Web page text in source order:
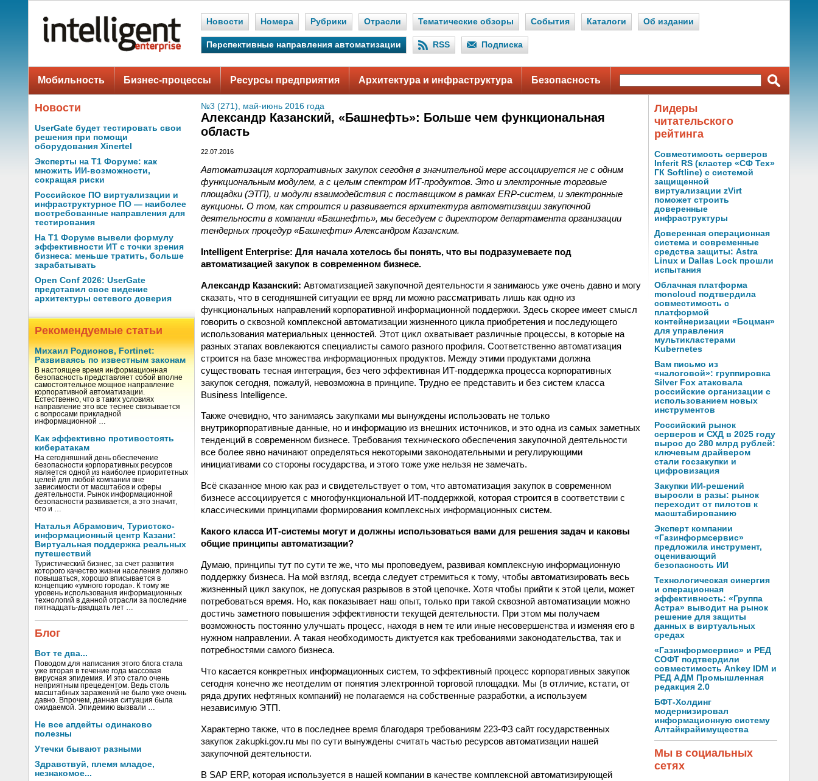
Новости Номера Рубрики Отрасли Тематические обзоры События Каталоги Об издании
Перспективные направления автоматизации RSS Подписка
Мобильность Бизнес-процессы Ресурсы предприятия Архитектура и инфраструктура Безопасность
Новости
UserGate будет тестировать свои
решения при помощи
оборудования Xinertel
Эксперты на Т1 Форуме: как
множить ИИ-возможности,
сокращая риски
Российское ПО виртуализации и
инфраструктурное ПО — наиболее
востребованные направления для
тестирования
На Т1 Форуме вывели формулу
эффективности ИТ с точки зрения
бизнеса: меньше тратить, больше
зарабатывать
Open Conf 2026: UserGate
представил свое видение
архитектуры сетевого доверия
Рекомендуемые статьи
Михаил Родионов, Fortinet:
Развиваясь по известным законам
В настоящее время информационная
безопасность представляет собой вполне
самостоятельное мощное направление
корпоративной автоматизации.
Естественно, что в таких условиях
направление это все теснее связывается
с вопросами прикладной
информационной …
Как эффективно противостоять
кибератакам
На сегодняшний день обеспечение
безопасности корпоративных ресурсов
является одной из наиболее приоритетных
целей для любой компании вне
зависимости от масштабов и сферы
деятельности. Рынок информационной
безопасности развивается, а это значит,
что и …
Наталья Абрамович, Туристско-
информационный центр Казани:
Виртуальная поддержка реальных
путешествий
Туристический бизнес, за счет развития
которого качество жизни населения должно
повышаться, хорошо вписывается в
концепцию «умного города». К тому же
уровень использования информационных
технологий в данной отрасли за последние
пятнадцать-двадцать лет …
Блог
Вот те два...
Поводом для написания этого блога стала
уже вторая в течение года массовая
вирусная эпидемия. И это стало очень
неприятным прецедентом. Ведь столь
масштабных заражений не было уже очень
давно. Впрочем, данная ситуация была
ожидаемой. Эпидемию вызвали …
Не все апдейты одинаково
полезны
Утечки бывают разными
Здравствуй, племя младое,
незнакомое...
№3 (271), май-июнь 2016 года
Александр Казанский, «Башнефть»: Больше чем функциональная
область
22.07.2016
Автоматизация корпоративных закупок сегодня в значительной мере ассоциируется не с одним
функциональным модулем, а с целым спектром ИТ-продуктов. Это и электронные торговые
площадки (ЭТП), и модули взаимодействия с поставщиком в рамках ERP-систем, и электронные
аукционы. О том, как строится и развивается архитектура автоматизации закупочной
деятельности в компании «Башнефть», мы беседуем с директором департамента организации
тендерных процедур «Башнефти» Александром Казанским.
Intelligent Enterprise: Для начала хотелось бы понять, что вы подразумеваете под
автоматизацией закупок в современном бизнесе.
Александр Казанский: Автоматизацией закупочной деятельности я занимаюсь уже очень давно и могу
сказать, что в сегодняшней ситуации ее вряд ли можно рассматривать лишь как одно из
функциональных направлений корпоративной информационной поддержки. Здесь скорее имеет смысл
говорить о сквозной комплексной автоматизации жизненного цикла приобретения и последующего
использования материальных ценностей. Этот цикл охватывает различные процессы, в которые на
разных этапах вовлекаются специалисты самого разного профиля. Соответственно автоматизация
строится на базе множества информационных продуктов. Между этими продуктами должна
существовать тесная интеграция, без чего эффективная ИТ-поддержка процесса корпоративных
закупок сегодня, пожалуй, невозможна в принципе. Трудно ее представить и без систем класса
Business Intelligence.
Также очевидно, что занимаясь закупками мы вынуждены использовать не только
внутрикорпоративные данные, но и информацию из внешних источников, и это одна из самых заметных
тенденций в современном бизнесе. Требования технического обеспечения закупочной деятельности
все более явно начинают определяться некоторыми законодательными и регулирующими
инициативами со стороны государства, и этого тоже уже нельзя не замечать.
Всё сказанное мною как раз и свидетельствует о том, что автоматизация закупок в современном
бизнесе ассоциируется с многофункциональной ИТ-поддержкой, которая строится в соответствии с
классическими принципами формирования комплексных информационных систем.
Какого класса ИТ-системы могут и должны использоваться вами для решения задач и каковы
общие принципы автоматизации?
Думаю, принципы тут по сути те же, что мы проповедуем, развивая комплексную информационную
поддержку бизнеса. На мой взгляд, всегда следует стремиться к тому, чтобы автоматизировать весь
жизненный цикл закупок, не допуская разрывов в этой цепочке. Хотя чтобы прийти к этой цели, может
потребоваться время. Но, как показывает наш опыт, только при такой сквозной автоматизации можно
достичь заметного повышения эффективности текущей деятельности. При этом мы получаем
возможность постоянно улучшать процесс, находя в нем те или иные несовершенства и изменяя его в
нужном направлении. А такая необходимость диктуется как требованиями законодательства, так и
потребностями самого бизнеса.
Что касается конкретных информационных систем, то эффективный процесс корпоративных закупок
сегодня конечно же неотделим от понятия электронной торговой площадки. Мы (в отличие, кстати, от
ряда других нефтяных компаний) не полагаемся на собственные разработки, а используем
независимую ЭТП.
Характерно также, что в последнее время благодаря требованиям 223-ФЗ сайт государственных
закупок zakupki.gov.ru мы по сути вынуждены считать частью ресурсов автоматизации нашей
закупочной деятельности.
В SAP ERP, которая используется в нашей компании в качестве комплексной автоматизирующей
Лидеры
читательского
рейтинга
Совместимость серверов
Inferit RS (кластер «СФ Тех»
ГК Softline) с системой
защищенной
виртуализации zVirt
поможет строить
доверенные
инфраструктуры
Доверенная операционная
система и современные
средства защиты: Astra
Linux и Dallas Lock прошли
испытания
Облачная платформа
moncloud подтвердила
совместимость с
платформой
контейнеризации «Боцман»
для управления
мультикластерами
Kubernetes
Вам письмо из
«налоговой»: группировка
Silver Fox атаковала
российские организации с
использованием новых
инструментов
Российский рынок
серверов и СХД в 2025 году
вырос до 280 млрд рублей:
ключевым драйвером
стали госзакупки и
цифровизация
Закупки ИИ-решений
выросли в разы: рынок
переходит от пилотов к
масштабированию
Эксперт компании
«Газинформсервис»
предложила инструмент,
оценивающий
безопасность ИИ
Технологическая синергия
и операционная
эффективность: «Группа
Астра» выводит на рынок
решение для защиты
данных в виртуальных
средах
«Газинформсервис» и РЕД
СОФТ подтвердили
совместимость Ankey IDM и
РЕД АДМ Промышленная
редакция 2.0
БФТ-Холдинг
модернизировал
информационную систему
Алтайкрайимущества
Мы в социальных
сетях